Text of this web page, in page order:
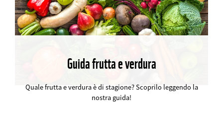
Guida frutta e verdura
Quale frutta e verdura è di stagione? Scoprilo leggendo la
nostra guida!